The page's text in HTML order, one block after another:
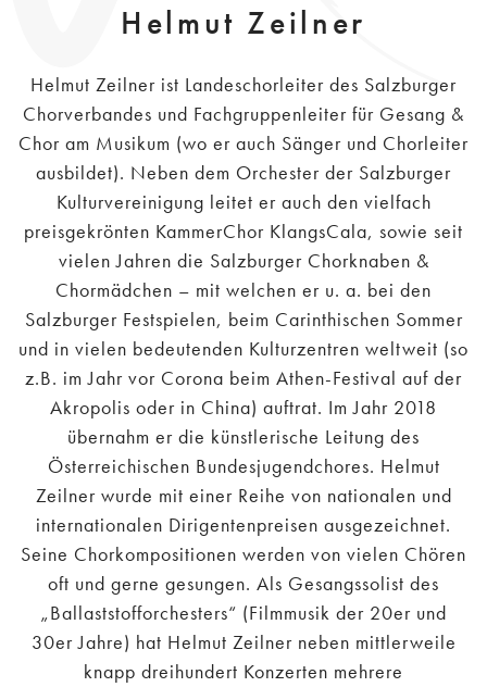
Helmut Zeilner
Helmut Zeilner ist Landeschorleiter des Salzburger
Chorverbandes und Fachgruppenleiter für Gesang &
Chor am Musikum (wo er auch Sänger und Chorleiter
ausbildet). Neben dem Orchester der Salzburger
Kulturvereinigung leitet er auch den vielfach
preisgekrönten KammerChor KlangsCala, sowie seit
vielen Jahren die Salzburger Chorknaben &
Chormädchen – mit welchen er u. a. bei den
Salzburger Festspielen, beim Carinthischen Sommer
und in vielen bedeutenden Kulturzentren weltweit (so
z.B. im Jahr vor Corona beim Athen-Festival auf der
Akropolis oder in China) auftrat. Im Jahr 2018
übernahm er die künstlerische Leitung des
Österreichischen Bundesjugendchores. Helmut
Zeilner wurde mit einer Reihe von nationalen und
internationalen Dirigentenpreisen ausgezeichnet.
Seine Chorkompositionen werden von vielen Chören
oft und gerne gesungen. Als Gesangssolist des
„Ballaststofforchesters“ (Filmmusik der 20er und
30er Jahre) hat Helmut Zeilner neben mittlerweile
knapp dreihundert Konzerten mehrere